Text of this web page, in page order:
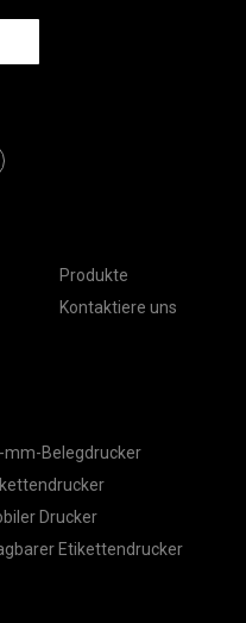
Produkte
Kontaktiere uns
mm-Belegdrucker
Drucker
Etikettendrucker